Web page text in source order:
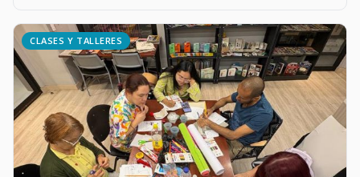
CLASES Y TALLERES